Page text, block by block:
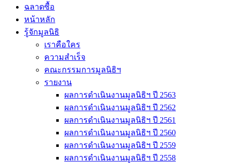
ฉลาดซื้อ
หน้าหลัก
รู้จักมูลนิธิ
เราคือใคร
ความสำเร็จ
คณะกรรมการมูลนิธิฯ
รายงาน
ผลการดำเนินงานมูลนิธิฯ ปี 2563
ผลการดำเนินงานมูลนิธิฯ ปี 2562
ผลการดำเนินงานมูลนิธิฯ ปี 2561
ผลการดำเนินงานมูลนิธิฯ ปี 2560
ผลการดำเนินงานมูลนิธิฯ ปี 2559
ผลการดำเนินงานมูลนิธิฯ ปี 2558